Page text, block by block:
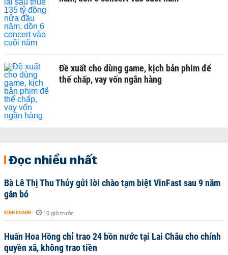
Đề xuất cho dùng game, kịch bản phim để
thế chấp, vay vốn ngân hàng
Đọc nhiều nhất
Bà Lê Thị Thu Thủy gửi lời chào tạm biệt VinFast sau 9 năm
gắn bó
KINH DOANH - 10 giờ trước
Huấn Hoa Hồng chỉ trao 24 bồn nước tại Lai Châu cho chính
quyền xã, không trao tiền